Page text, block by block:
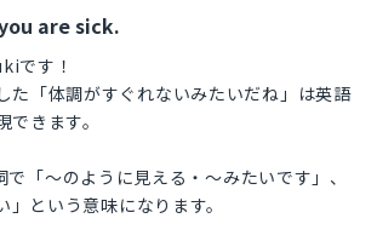
are sick.
です！
た「体調がすぐれないみたいだね」は英語
きます。
「～のように見える・～みたいです」、
という意味になります。